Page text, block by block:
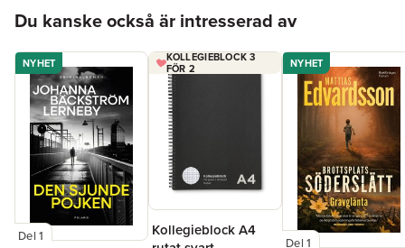
Du kanske också är intresserad av
NYHET
Del 1
KOLLEGIEBLOCK 3
FÖR 2
Kollegieblock A4
NYHET
Del 1